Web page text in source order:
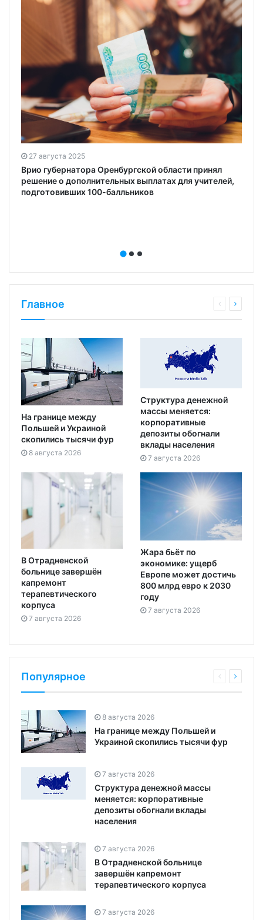
27 августа 2025
Врио губернатора Оренбургской области принял
решение о дополнительных выплатах для учителей,
подготовивших 100-балльников
Главное
На границе между
Польшей и Украиной
скопились тысячи фур
8 августа 2026
Структура денежной
массы меняется:
корпоративные
депозиты обогнали
вклады населения
7 августа 2026
В Отрадненской
больнице завершён
капремонт
терапевтического
корпуса
7 августа 2026
Жара бьёт по
экономике: ущерб
Европе может достичь
800 млрд евро к 2030
году
7 августа 2026
Популярное
8 августа 2026
На границе между Польшей и
Украиной скопились тысячи фур
7 августа 2026
Структура денежной массы
меняется: корпоративные
депозиты обогнали вклады
населения
7 августа 2026
В Отрадненской больнице
завершён капремонт
терапевтического корпуса
7 августа 2026